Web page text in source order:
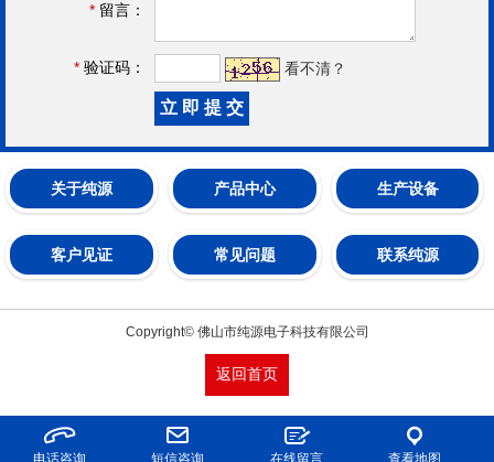
* 留言：
* 验证码： 看不清？
关于纯源 产品中心 生产设备
客户见证 常见问题 联系纯源
Copyright© 佛山市纯源电子科技有限公司
返回首页
电话咨询 短信咨询 在线留言 查看地图